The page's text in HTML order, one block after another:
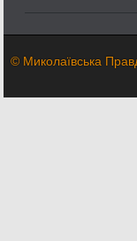
© Миколаївська